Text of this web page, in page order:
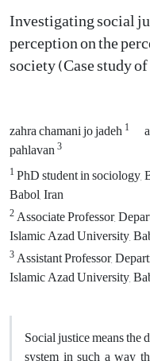
Investigating social
perception on the
society (Case study
zahra chamani jo jadeh1
pahlavan3
1PhD student in
Babol, Iran
2Associate Professor,
Islamic Azad University,
3Assistant Professor,
Islamic Azad University,
Social justice means